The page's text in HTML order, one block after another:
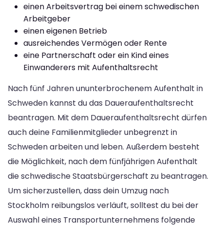
einen Arbeitsvertrag bei einem schwedischen
Arbeitgeber
einen eigenen Betrieb
ausreichendes Vermögen oder Rente
eine Partnerschaft oder ein Kind eines
Einwanderers mit Aufenthaltsrecht
Nach fünf Jahren ununterbrochenem Aufenthalt in
Schweden kannst du das Daueraufenthaltsrecht
beantragen. Mit dem Daueraufenthaltsrecht dürfen
auch deine Familienmitglieder unbegrenzt in
Schweden arbeiten und leben. Außerdem besteht
die Möglichkeit, nach dem fünfjährigen Aufenthalt
die schwedische Staatsbürgerschaft zu beantragen.
Um sicherzustellen, dass dein Umzug nach
Stockholm reibungslos verläuft, solltest du bei der
Auswahl eines Transportunternehmens folgende